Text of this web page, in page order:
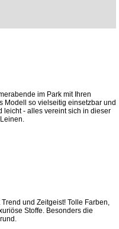
im Park mit Ihren
Modell so vielseitig einsetzbar und
leicht - alles vereint sich in dieser
und Zeitgeist! Tolle Farben,
Stoffe. Besonders die